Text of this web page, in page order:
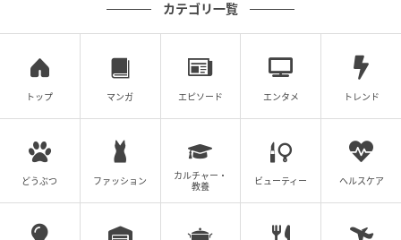
カテゴリ一覧
トップ マンガ エピソード エンタメ トレンド
どうぶつ ファッション
カルチャー・
教養
ビューティー ヘルスケア